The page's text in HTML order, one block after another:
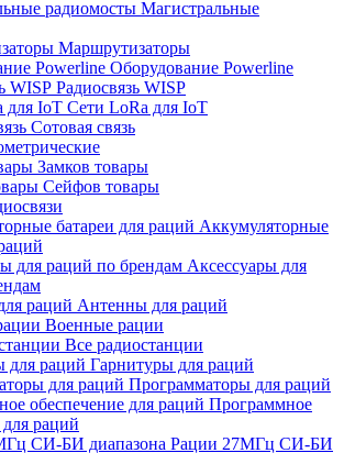
Магистральные
Маршрутизаторы
Оборудование Powerline
Радиосвязь WISP
Сети LoRa для IoT
Сотовая связь
Замков товары
Сейфов товары
Аккумуляторные
Аксессуары для
Антенны для раций
Военные рации
Все радиостанции
Гарнитуры для раций
Программаторы для раций
Программное
раций
Рации 27МГц СИ-БИ